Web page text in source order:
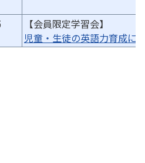
【会員限定学習会】
児童・生徒の英語力育成に